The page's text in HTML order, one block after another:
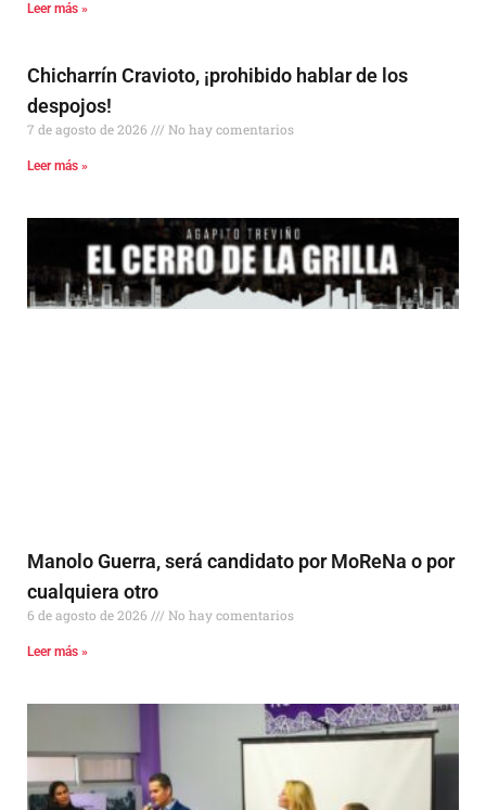
Leer más »
Chicharrín Cravioto, ¡prohibido hablar de los
despojos!
7 de agosto de 2026 No hay comentarios
Leer más »
Manolo Guerra, será candidato por MoReNa o por
cualquiera otro
6 de agosto de 2026 No hay comentarios
Leer más »